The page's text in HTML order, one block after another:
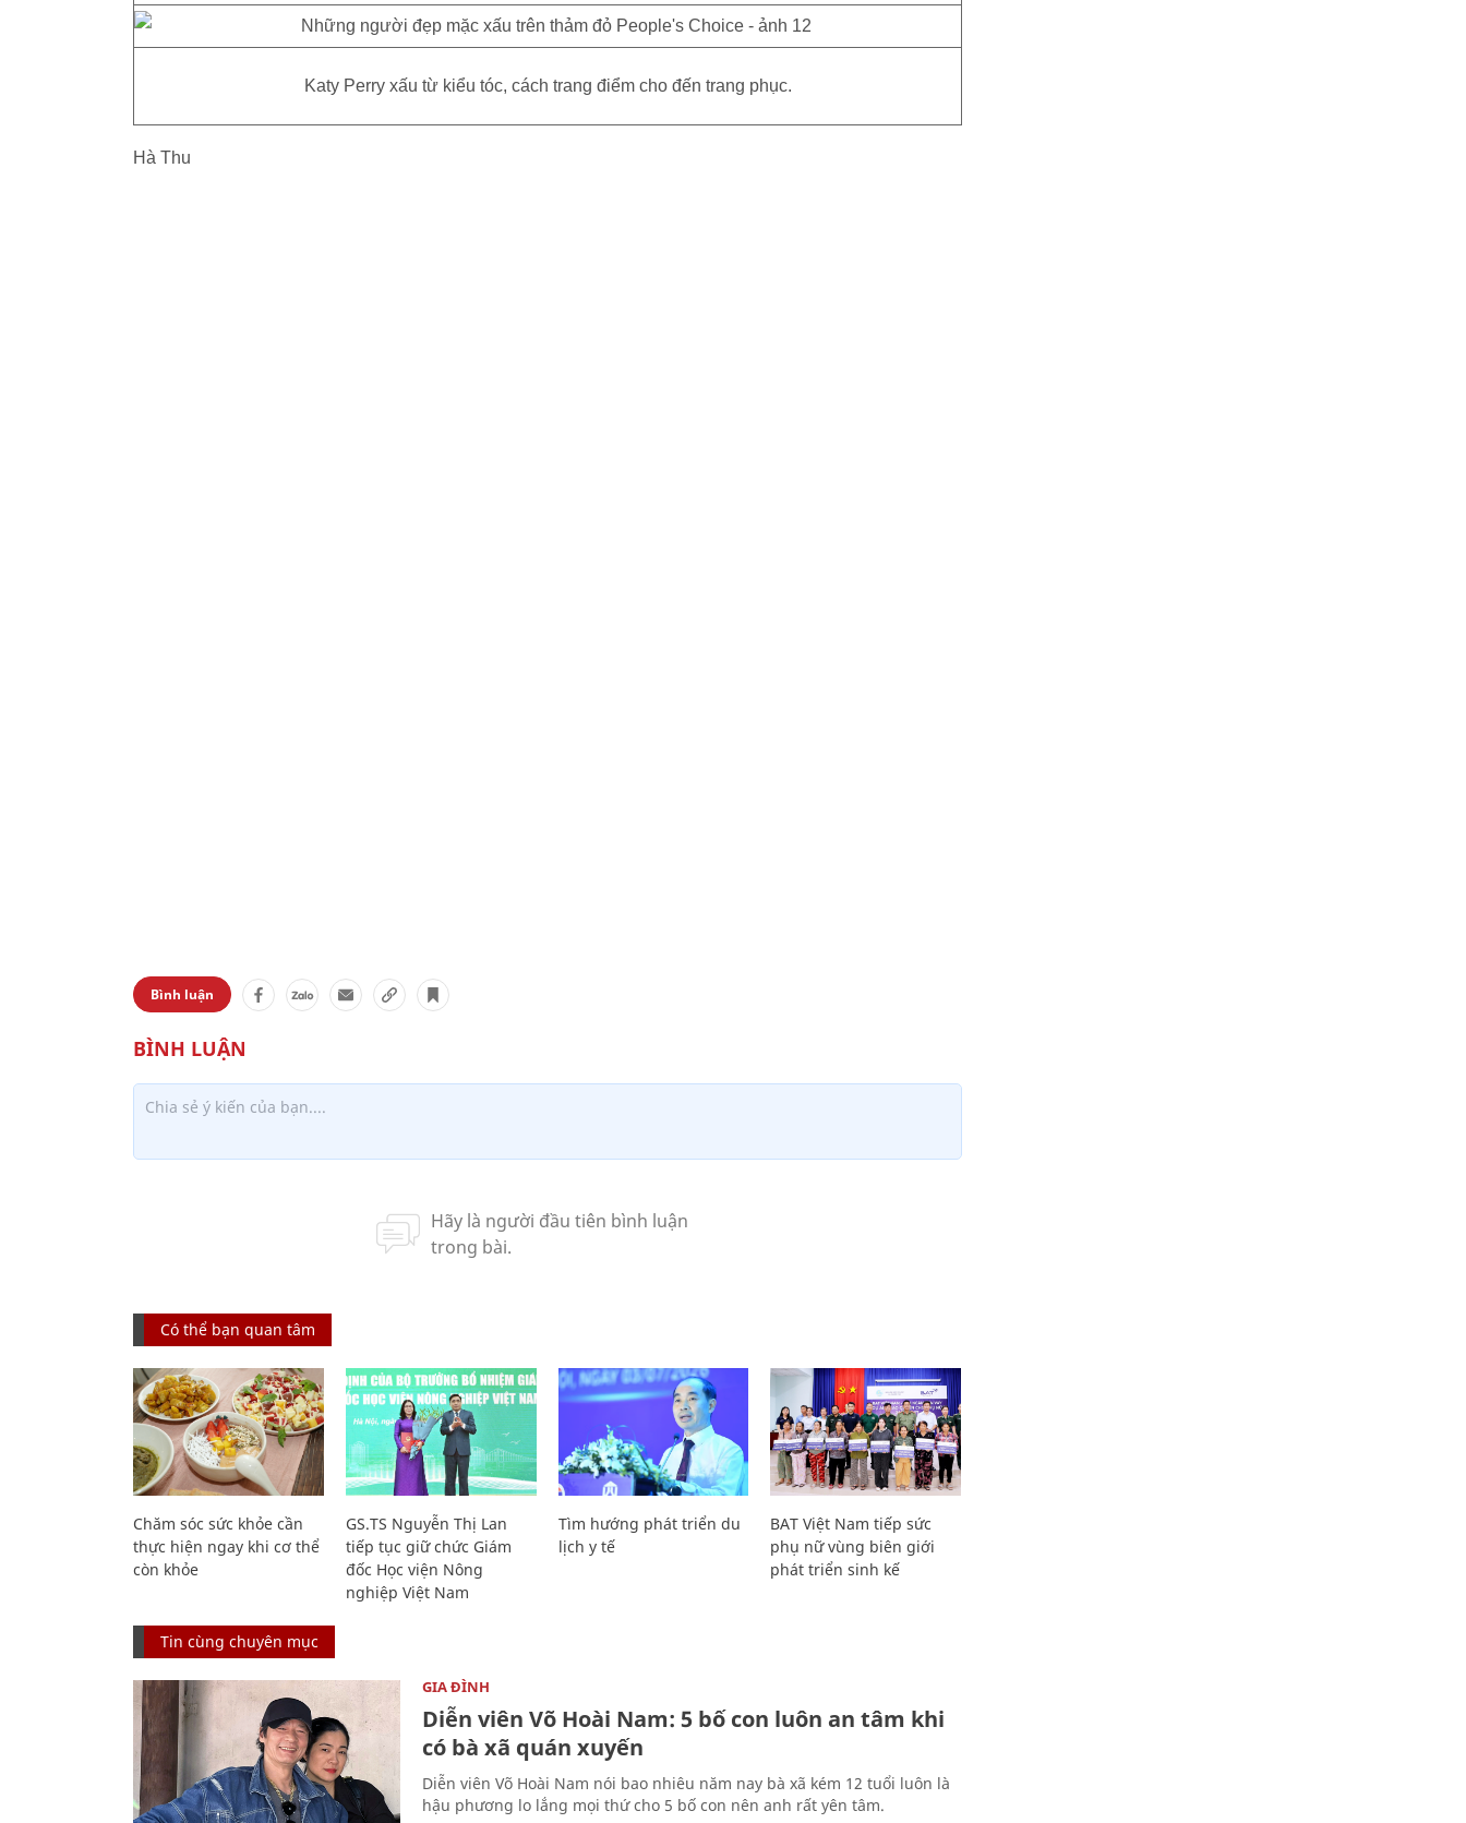
Katy Perry xấu từ kiểu tóc, cách trang điểm cho đến trang phục.
Hà Thu
Bình luận
Có thể bạn quan tâm
Chăm sóc sức khỏe cần
thực hiện ngay khi cơ thể
còn khỏe
GS.TS Nguyễn Thị Lan
tiếp tục giữ chức Giám
đốc Học viện Nông
nghiệp Việt Nam
Tìm hướng phát triển du
lịch y tế
BAT Việt Nam tiếp sức
phụ nữ vùng biên giới
phát triển sinh kế
Tin cùng chuyên mục
GIA ĐÌNH
Diễn viên Võ Hoài Nam: 5 bố con luôn an tâm khi
có bà xã quán xuyến
Diễn viên Võ Hoài Nam nói bao nhiêu năm nay bà xã kém 12 tuổi luôn là
hậu phương lo lắng mọi thứ cho 5 bố con nên anh rất yên tâm.